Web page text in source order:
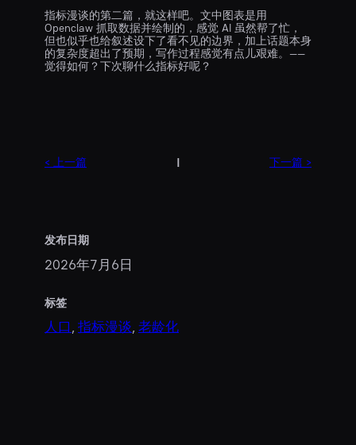
指标漫谈的第二篇，就这样吧。文中图表是用
Openclaw 抓取数据并绘制的，感觉 AI 虽然帮了忙，
但也似乎也给叙述设下了看不见的边界，加上话题本身
的复杂度超出了预期，写作过程感觉有点儿艰难。——
觉得如何？下次聊什么指标好呢？
< 上一篇 | 下一篇 >
发布日期
2026年7月6日
标签
人口, 指标漫谈, 老龄化